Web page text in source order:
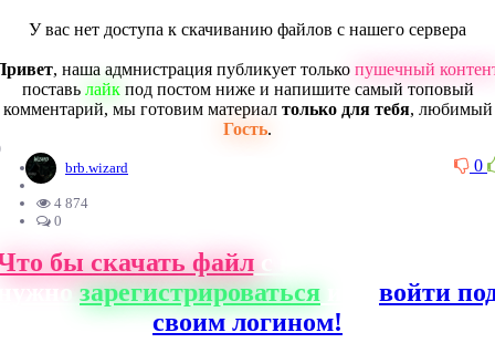
У вас нет доступа к скачиванию файлов с нашего сервера
, наша адмнистрация публикует только пушечный
поставь лайкпод постом ниже и напишите самый топовый
комментарий, мы готовим материал только для тебя, любимый
Гость.
0
brb.wizard
4 874
0
бы скачать файлс нашего сайта,
зарегистрироваться
войти
своим логином!